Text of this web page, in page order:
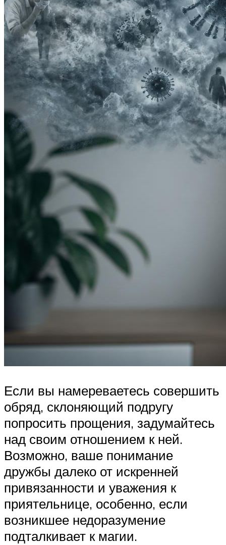
Если вы намереваетесь совершить
обряд, склоняющий подругу
попросить прощения, задумайтесь
над своим отношением к ней.
Возможно, ваше понимание
дружбы далеко от искренней
привязанности и уважения к
приятельнице, особенно, если
возникшее недоразумение
подталкивает к магии.